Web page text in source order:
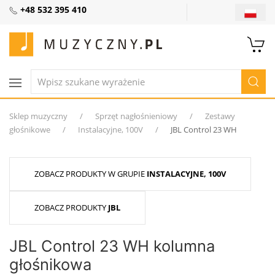
+48 532 395 410
Sklep muzyczny Sprzęt nagłośnieniowy
Zestawy
głośnikowe
Instalacyjne, 100V JBL Control 23 WH
ZOBACZ PRODUKTY W GRUPIE INSTALACYJNE, 100V
ZOBACZ PRODUKTY JBL
JBL Control 23 WH kolumna
głośnikowa